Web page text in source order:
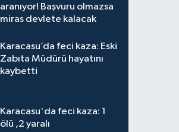
aranıyor! Başvuru olmazsa
miras devlete kalacak
Karacasu’da feci kaza: Eski
Zabıta Müdürü hayatını
kaybetti
Karacasu'da feci kaza: 1
ölü ,2 yaralı